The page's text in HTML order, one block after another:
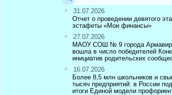
31.07.2026
Отчет о проведении девятого
эстафеты «Мои финансы»
27.07.2026
МАОУ СОШ № 9 города Армавир
вошла в число победителей
инициатив родительских
16.07.2026
Более 8,5 млн школьников и
тысяч предприятий: в России
итоги Единой модели